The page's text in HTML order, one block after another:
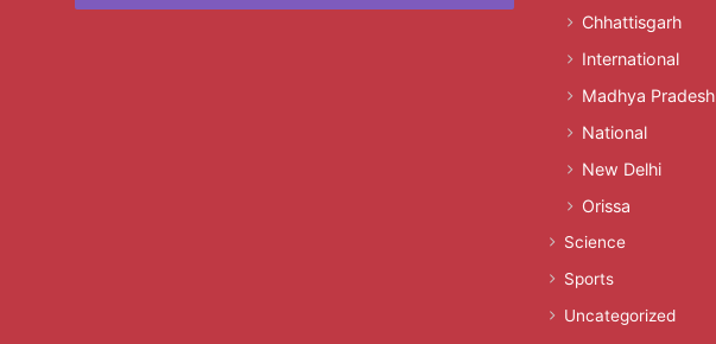
Chhattisgarh
International
Madhya Pradesh
National
New Delhi
Orissa
Science
Sports
Uncategorized